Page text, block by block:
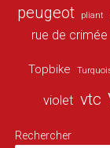
peugeot pliant
rue de crimée
Topbike
violet vtc
Rechercher